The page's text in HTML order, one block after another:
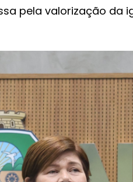
pela valorização da